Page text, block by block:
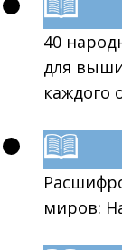
40
для
каждого
миров: